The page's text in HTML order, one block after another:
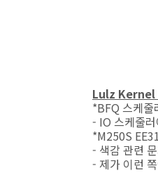
Lulz
*BFQ 스케줄
- IO 스케줄
*M250S
- 색감 관련
- 제가 이런